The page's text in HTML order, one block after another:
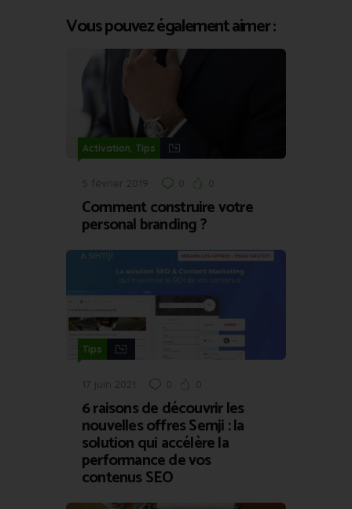
Vous pouvez également aimer :
Activation, Tips
5 février 2019 0 0
Comment construire votre
personal branding ?
Tips
17 juin 2021 0 0
6 raisons de découvrir les
nouvelles offres Semji : la
solution qui accélère la
performance de vos
contenus SEO